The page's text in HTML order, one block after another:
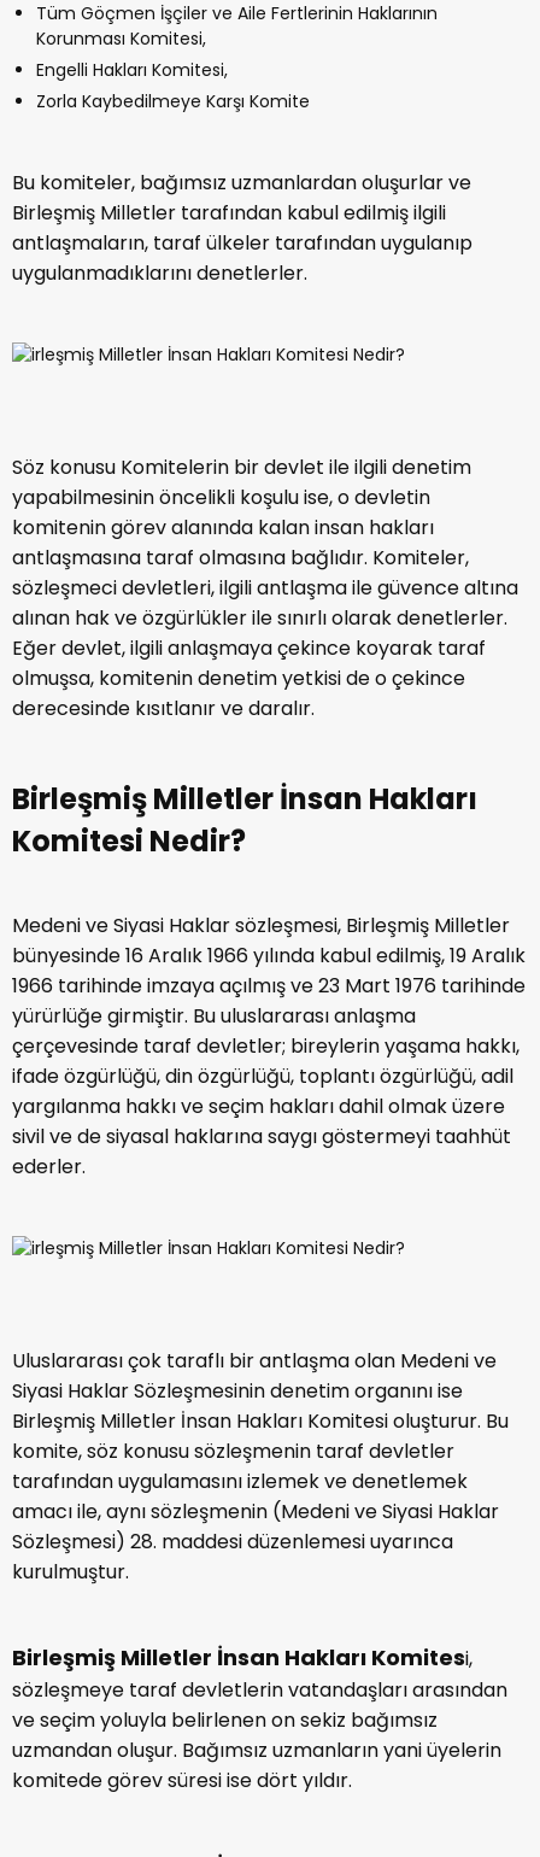
Tüm Göçmen İşçiler ve Aile Fertlerinin Haklarının
Korunması Komitesi,
Engelli Hakları Komitesi,
Zorla Kaybedilmeye Karşı Komite
Bu komiteler, bağımsız uzmanlardan oluşurlar ve
Birleşmiş Milletler tarafından kabul edilmiş ilgili
antlaşmaların, taraf ülkeler tarafından uygulanıp
uygulanmadıklarını denetlerler.
Söz konusu Komitelerin bir devlet ile ilgili denetim
yapabilmesinin öncelikli koşulu ise, o devletin
komitenin görev alanında kalan insan hakları
antlaşmasına taraf olmasına bağlıdır. Komiteler,
sözleşmeci devletleri, ilgili antlaşma ile güvence altına
alınan hak ve özgürlükler ile sınırlı olarak denetlerler.
Eğer devlet, ilgili anlaşmaya çekince koyarak taraf
olmuşsa, komitenin denetim yetkisi de o çekince
derecesinde kısıtlanır ve daralır.
Birleşmiş Milletler İnsan Hakları
Komitesi Nedir?
Medeni ve Siyasi Haklar sözleşmesi, Birleşmiş Milletler
bünyesinde 16 Aralık 1966 yılında kabul edilmiş, 19 Aralık
1966 tarihinde imzaya açılmış ve 23 Mart 1976 tarihinde
yürürlüğe girmiştir. Bu uluslararası anlaşma
çerçevesinde taraf devletler; bireylerin yaşama hakkı,
ifade özgürlüğü, din özgürlüğü, toplantı özgürlüğü, adil
yargılanma hakkı ve seçim hakları dahil olmak üzere
sivil ve de siyasal haklarına saygı göstermeyi taahhüt
ederler.
Uluslararası çok taraflı bir antlaşma olan Medeni ve
Siyasi Haklar Sözleşmesinin denetim organını ise
Birleşmiş Milletler İnsan Hakları Komitesi oluşturur. Bu
komite, söz konusu sözleşmenin taraf devletler
tarafından uygulamasını izlemek ve denetlemek
amacı ile, aynı sözleşmenin (Medeni ve Siyasi Haklar
Sözleşmesi) 28. maddesi düzenlemesi uyarınca
kurulmuştur.
Birleşmiş Milletler İnsan Hakları Komitesi,
sözleşmeye taraf devletlerin vatandaşları arasından
ve seçim yoluyla belirlenen on sekiz bağımsız
uzmandan oluşur. Bağımsız uzmanların yani üyelerin
komitede görev süresi ise dört yıldır.